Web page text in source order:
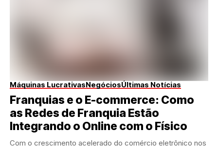
Máquinas LucrativasNegóciosÚltimas Notícias
Franquias e o E-commerce: Como
as Redes de Franquia Estão
Integrando o Online com o Físico
Com o crescimento acelerado do comércio eletrônico nos